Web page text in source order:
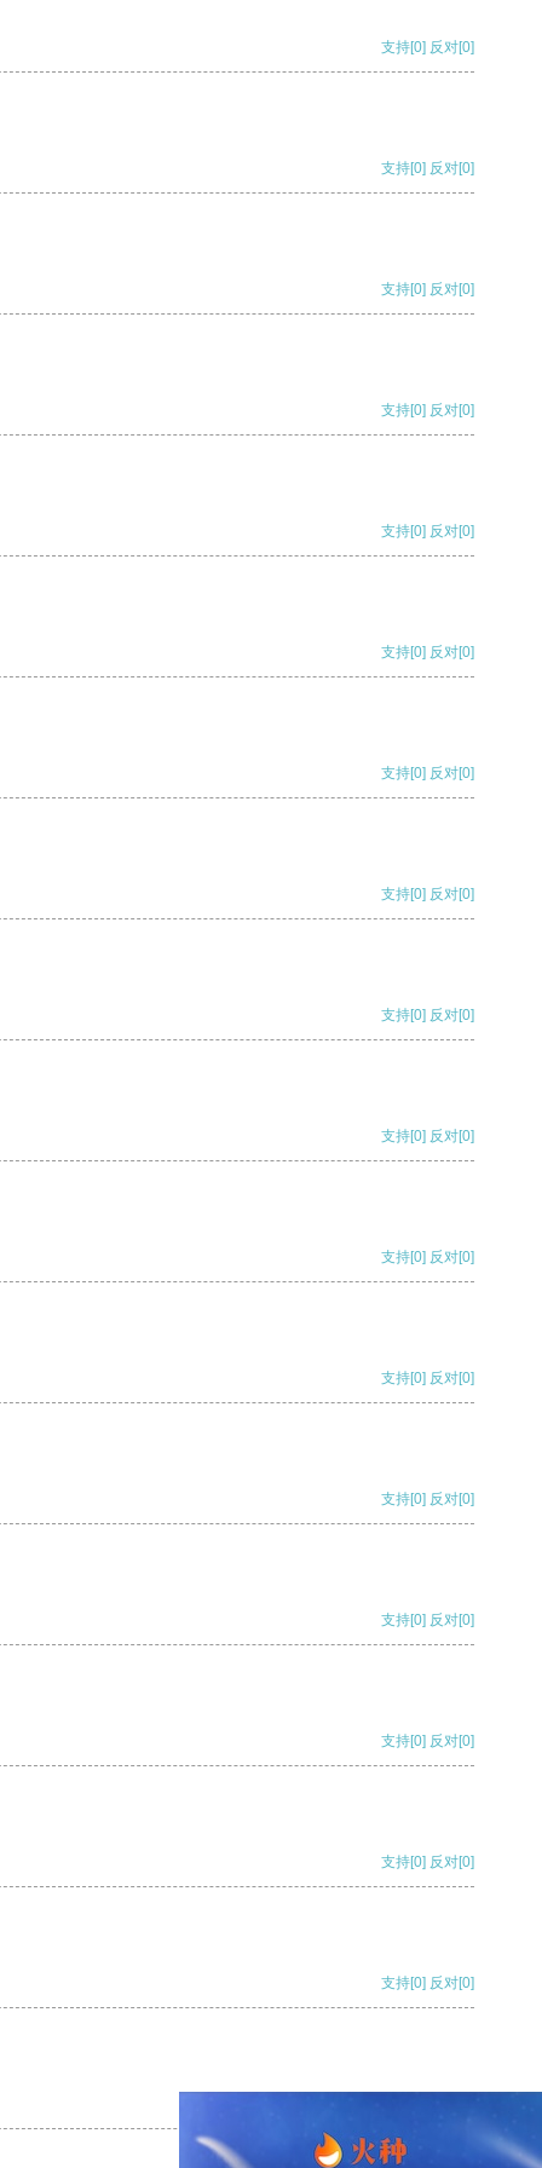
支持[0] 反对[0]
支持[0] 反对[0]
支持[0] 反对[0]
支持[0] 反对[0]
支持[0] 反对[0]
支持[0] 反对[0]
支持[0] 反对[0]
支持[0] 反对[0]
支持[0] 反对[0]
支持[0] 反对[0]
支持[0] 反对[0]
支持[0] 反对[0]
支持[0] 反对[0]
支持[0] 反对[0]
支持[0] 反对[0]
支持[0] 反对[0]
支持[0] 反对[0]